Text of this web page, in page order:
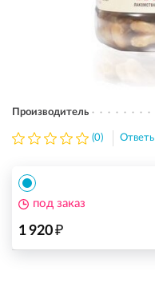
Производитель
(0)
1 920₽
под заказ